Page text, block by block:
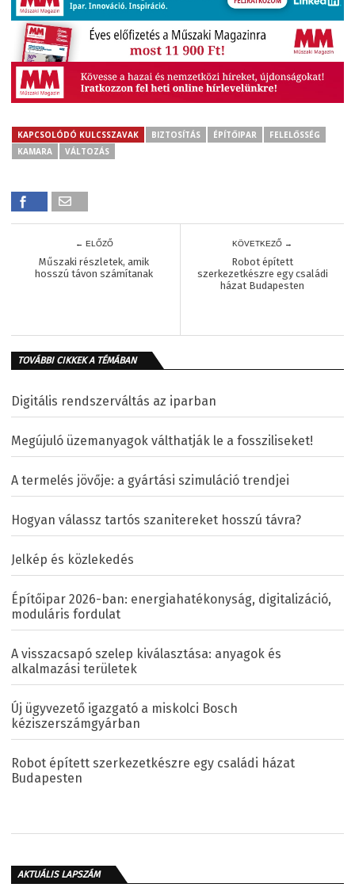
KAPCSOLÓDÓ KULCSSZAVAK BIZTOSÍTÁS ÉPÍTŐIPAR
FELELŐSSÉG
KAMARA
VÁLTOZÁS
← ELŐZŐ
Műszaki részletek, amik
hosszú távon számítanak
KÖVETKEZŐ →
Robot épített
szerkezetkészre egy családi
házat Budapesten
TOVÁBBI CIKKEK A TÉMÁBAN
Digitális rendszerváltás az iparban
Megújuló üzemanyagok válthatják le a fossziliseket!
A termelés jövője: a gyártási szimuláció trendjei
Hogyan válassz tartós szanitereket hosszú távra?
Jelkép és közlekedés
Építőipar 2026-ban: energiahatékonyság, digitalizáció,
moduláris fordulat
A visszacsapó szelep kiválasztása: anyagok és
alkalmazási területek
Új ügyvezető igazgató a miskolci Bosch
kéziszerszámgyárban
Robot épített szerkezetkészre egy családi házat
Budapesten
AKTUÁLIS LAPSZÁM